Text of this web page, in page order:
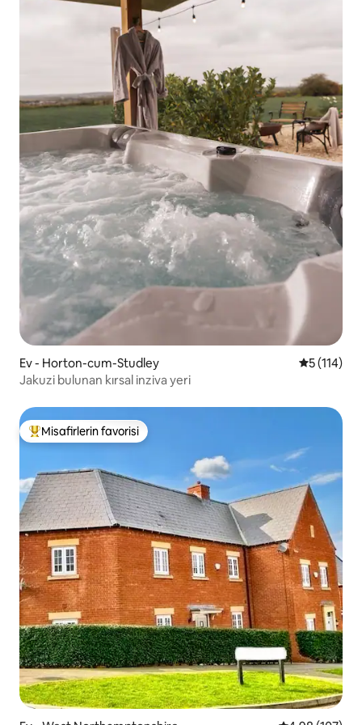
Ev - Horton-cum-Studley 55 (114)
Jakuzi bulunan kırsal inziva yeri
Misafirlerin favorilerinden en beğenilenler arasında
Misafirlerin favorisi